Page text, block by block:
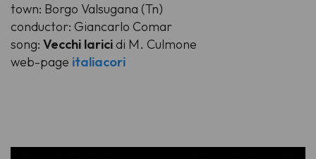
town: Borgo Valsugana (Tn)
conductor: Giancarlo Comar
song: Vecchi laricidi M. Culmone
web-page italiacori